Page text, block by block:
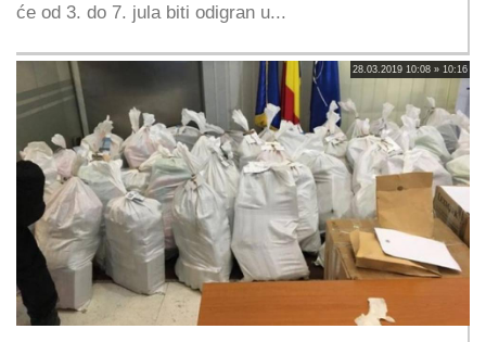
će od 3. do 7. jula biti odigran u...
28.03.2019 10:08 » 10:16